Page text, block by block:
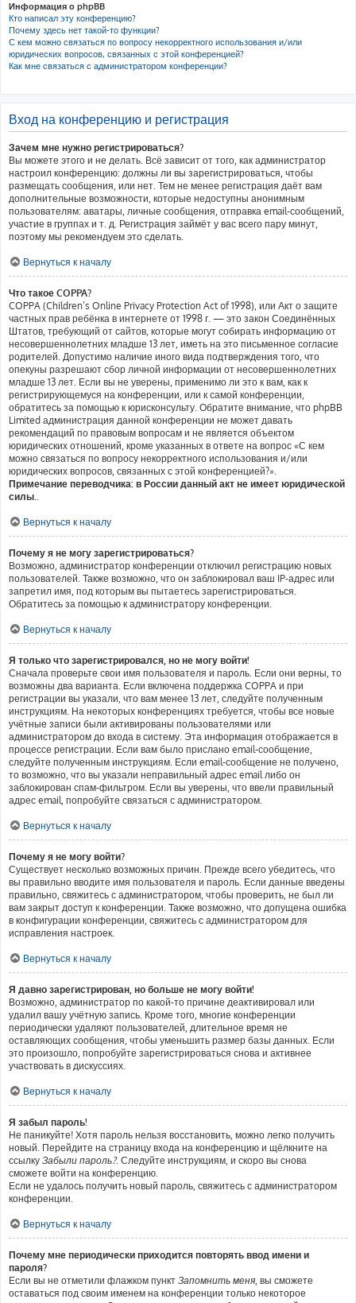
Информация о phpBB
Кто написал эту конференцию?
Почему здесь нет такой-то функции?
С кем можно связаться по вопросу некорректного использования и/или
юридических вопросов, связанных с этой конференцией?
Как мне связаться с администратором конференции?
Вход на конференцию и регистрация
Зачем мне нужно регистрироваться?
Вы можете этого и не делать. Всё зависит от того, как администратор
настроил конференцию: должны ли вы зарегистрироваться, чтобы
размещать сообщения, или нет. Тем не менее регистрация даёт вам
дополнительные возможности, которые недоступны анонимным
пользователям: аватары, личные сообщения, отправка email-сообщений,
участие в группах и т. д. Регистрация займёт у вас всего пару минут,
поэтому мы рекомендуем это сделать.
Вернуться к началу
Что такое COPPA?
COPPA (Children’s Online Privacy Protection Act of 1998), или Акт о защите
частных прав ребёнка в интернете от 1998 г. — это закон Соединённых
Штатов, требующий от сайтов, которые могут собирать информацию от
несовершеннолетних младше 13 лет, иметь на это письменное согласие
родителей. Допустимо наличие иного вида подтверждения того, что
опекуны разрешают сбор личной информации от несовершеннолетних
младше 13 лет. Если вы не уверены, применимо ли это к вам, как к
регистрирующемуся на конференции, или к самой конференции,
обратитесь за помощью к юрисконсульту. Обратите внимание, что phpBB
Limited администрация данной конференции не может давать
рекомендаций по правовым вопросам и не является объектом
юридических отношений, кроме указанных в ответе на вопрос «С кем
можно связаться по вопросу некорректного использования и/или
юридических вопросов, связанных с этой конференцией?».
Примечание переводчика: в России данный акт не имеет юридической
силы..
Вернуться к началу
Почему я не могу зарегистрироваться?
Возможно, администратор конференции отключил регистрацию новых
пользователей. Также возможно, что он заблокировал ваш IP-адрес или
запретил имя, под которым вы пытаетесь зарегистрироваться.
Обратитесь за помощью к администратору конференции.
Вернуться к началу
Я только что зарегистрировался, но не могу войти!
Сначала проверьте свои имя пользователя и пароль. Если они верны, то
возможны два варианта. Если включена поддержка COPPA и при
регистрации вы указали, что вам менее 13 лет, следуйте полученным
инструкциям. На некоторых конференциях требуется, чтобы все новые
учётные записи были активированы пользователями или
администратором до входа в систему. Эта информация отображается в
процессе регистрации. Если вам было прислано email-сообщение,
следуйте полученным инструкциям. Если email-сообщение не получено,
то возможно, что вы указали неправильный адрес email либо он
заблокирован спам-фильтром. Если вы уверены, что ввели правильный
адрес email, попробуйте связаться с администратором.
Вернуться к началу
Почему я не могу войти?
Существует несколько возможных причин. Прежде всего убедитесь, что
вы правильно вводите имя пользователя и пароль. Если данные введены
правильно, свяжитесь с администратором, чтобы проверить, не был ли
вам закрыт доступ к конференции. Также возможно, что допущена ошибка
в конфигурации конференции, свяжитесь с администратором для
исправления настроек.
Вернуться к началу
Я давно зарегистрирован, но больше не могу войти!
Возможно, администратор по какой-то причине деактивировал или
удалил вашу учётную запись. Кроме того, многие конференции
периодически удаляют пользователей, длительное время не
оставляющих сообщения, чтобы уменьшить размер базы данных. Если
это произошло, попробуйте зарегистрироваться снова и активнее
участвовать в дискуссиях.
Вернуться к началу
Я забыл пароль!
Не паникуйте! Хотя пароль нельзя восстановить, можно легко получить
новый. Перейдите на страницу входа на конференцию и щёлкните на
ссылку Забыли пароль?. Следуйте инструкциям, и скоро вы снова
сможете войти на конференцию.
Если не удалось получить новый пароль, свяжитесь с администратором
конференции.
Вернуться к началу
Почему мне периодически приходится повторять ввод имени и
пароля?
Если вы не отметили флажком пункт Запомнить меня, вы сможете
оставаться под своим именем на конференции только некоторое